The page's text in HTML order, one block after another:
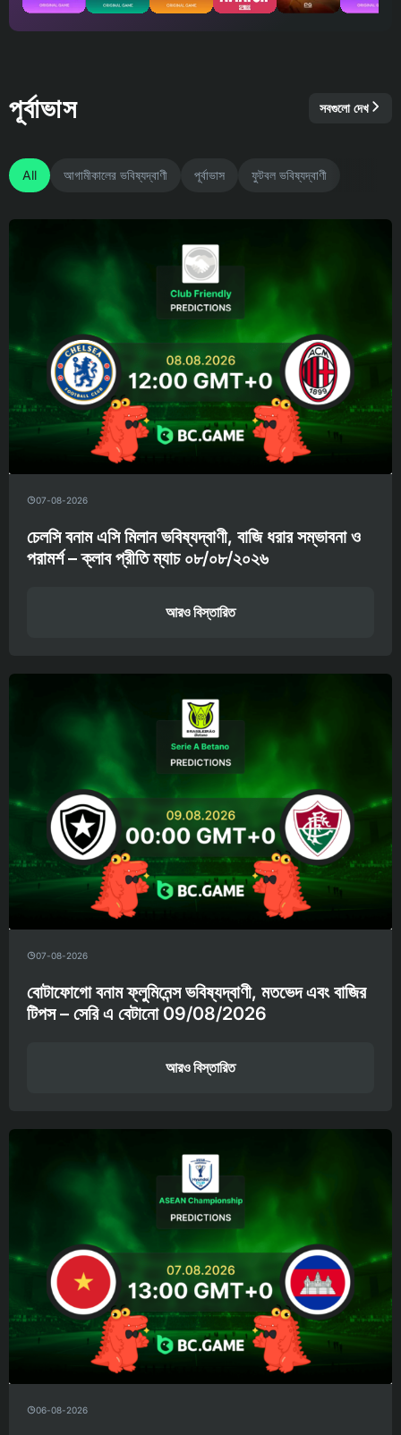
পূর্বাভাস সবগুলো দেখ
All আগামীকালের ভবিষ্যদ্বাণী পূর্বাভাস ফুটবল ভবিষ্যদ্বাণী
07-08-2026
চেলসি বনাম এসি মিলান ভবিষ্যদ্বাণী, বাজি ধরার সম্ভাবনা ও
পরামর্শ – ক্লাব প্রীতি ম্যাচ ০৮/০৮/২০২৬
আরও বিস্তারিত
07-08-2026
বোটাফোগো বনাম ফ্লুমিনেন্স ভবিষ্যদ্বাণী, মতভেদ এবং বাজির
টিপস – সেরি এ বেটানো 09/08/2026
আরও বিস্তারিত
06-08-2026